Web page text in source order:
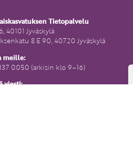
Tietopalvelu
40101 Jyväskylä
8 E 90, 40720 Jyväskylä
meille:
0050 (arkisin klo 9–16)
viesti: